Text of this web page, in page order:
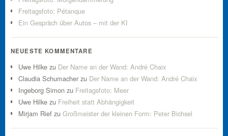
Freitagsfoto: Pétanque
Ein Gespräch über Autos – mit der KI
NEUESTE KOMMENTARE
Uwe Hilke zu Der Name an der Wand: André Chaix
Claudia Schumacher zu Der Name an der Wand: André Chaix
Ingeborg Simon zu Freitagsfoto: Meer
Uwe Hilke zu Freiheit statt Abhängigkeit
Mirjam Rief zu Großmeister der kleinen Form: Peter Bichsel